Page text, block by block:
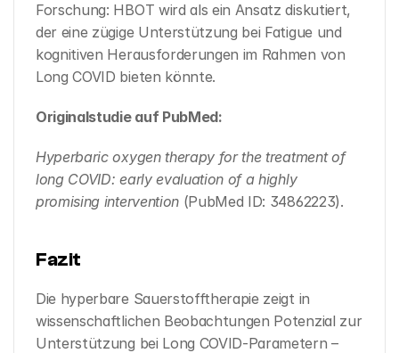
Forschung: HBOT wird als ein Ansatz diskutiert,
der eine zügige Unterstützung bei Fatigue und
kognitiven Herausforderungen im Rahmen von
Long COVID bieten könnte.
Originalstudie auf PubMed:
Hyperbaric oxygen therapy for the treatment of
long COVID: early evaluation of a highly
promising intervention (PubMed ID: 34862223).
Fazit
Die hyperbare Sauerstofftherapie zeigt in
wissenschaftlichen Beobachtungen Potenzial zur
Unterstützung bei Long COVID-Parametern –